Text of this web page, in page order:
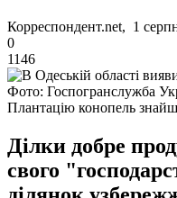
Корреспондент.net, 1
0
1146
Фото: Госпогранслужба
Плантацію конопель
Ділки добре
свого